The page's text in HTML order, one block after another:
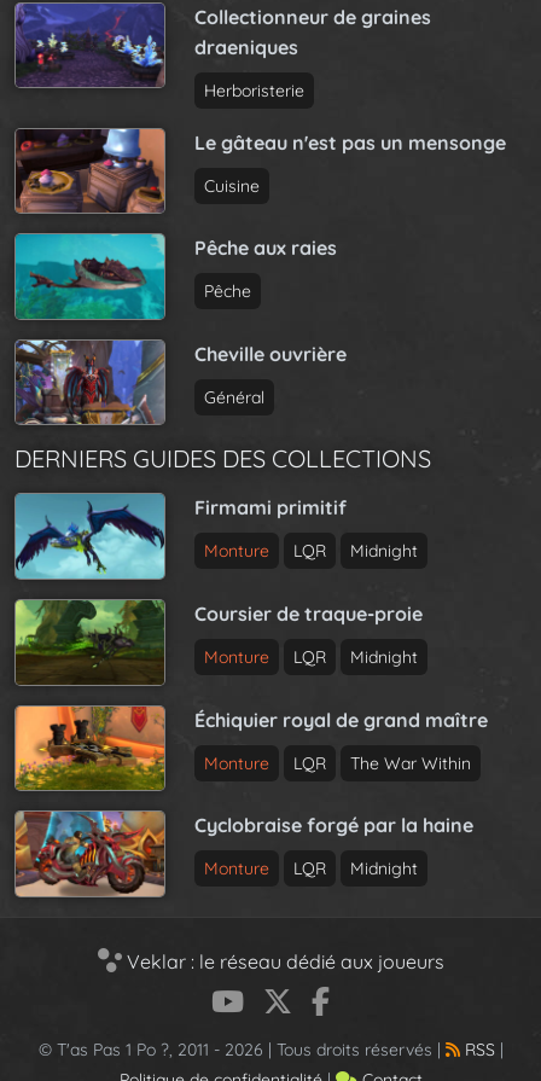
Collectionneur de graines
draeniques
Herboristerie
Le gâteau n'est pas un mensonge
Cuisine
Pêche aux raies
Pêche
Cheville ouvrière
Général
DERNIERS GUIDES DES COLLECTIONS
Firmami primitif
Monture LQR Midnight
Coursier de traque-proie
Monture LQR Midnight
Échiquier royal de grand maître
Monture LQR The War Within
Cyclobraise forgé par la haine
Monture LQR Midnight
Veklar : le réseau dédié aux joueurs
© T'as Pas 1 Po ?, 2011 - 2026 | Tous droits réservés | RSS|